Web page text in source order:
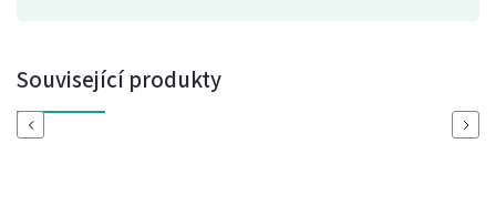
Související produkty
Previous Next